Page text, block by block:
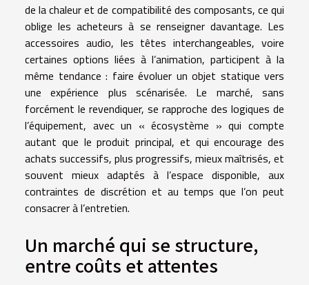
de la chaleur et de compatibilité des composants, ce qui
oblige les acheteurs à se renseigner davantage. Les
accessoires audio, les têtes interchangeables, voire
certaines options liées à l’animation, participent à la
même tendance : faire évoluer un objet statique vers
une expérience plus scénarisée. Le marché, sans
forcément le revendiquer, se rapproche des logiques de
l’équipement, avec un « écosystème » qui compte
autant que le produit principal, et qui encourage des
achats successifs, plus progressifs, mieux maîtrisés, et
souvent mieux adaptés à l’espace disponible, aux
contraintes de discrétion et au temps que l’on peut
consacrer à l’entretien.
Un marché qui se structure,
entre coûts et attentes